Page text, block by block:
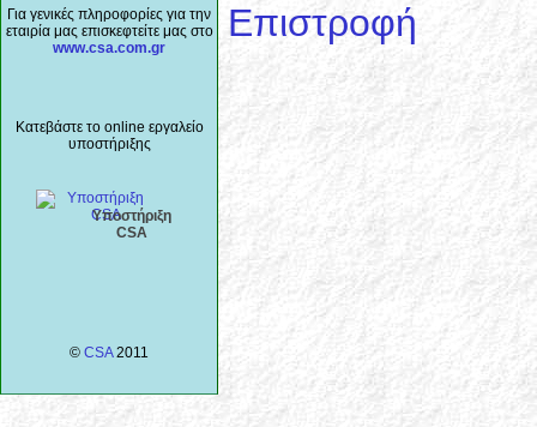
Για γενικές πληροφορίες για την
εταιρία μας επισκεφτείτε μας στο
www.csa.com.gr
Κατεβάστε το online εργαλείο
υποστήριξης
Υποστήριξη
CSA
© CSA2011
Επιστροφή